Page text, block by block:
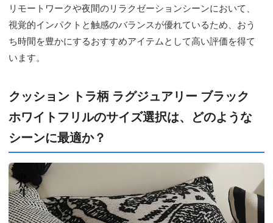
リモートワークや夜間のリラクゼーションシーンにおいて、
視覚的インパクトと触感のバランスが優れているため、おう
ち時間を豊かにするおすすめアイテムとして高い評価を得て
います。
クッション トラ柄 ラグジュアリー ブラック
ホワイトフリルのサイズ選択は、どのような
シーンに最適か？